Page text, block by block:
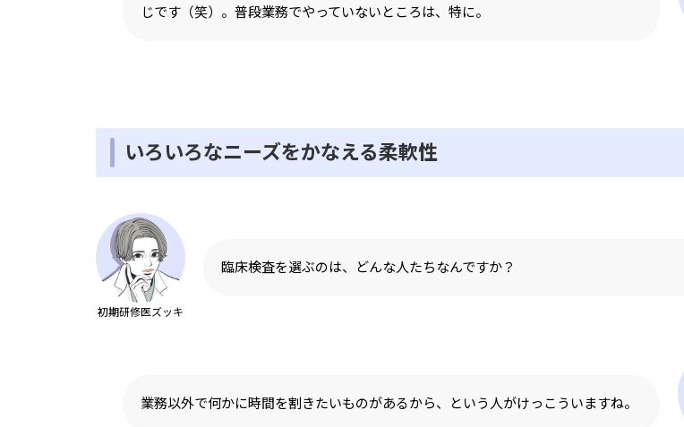
じです（笑）。普段業務でやっていないところは、特に。
いろいろなニーズをかなえる柔軟性
初期研修医ズッキ
臨床検査を選ぶのは、どんな人たちなんですか？
業務以外で何かに時間を割きたいものがあるから、という人がけっこういますね。